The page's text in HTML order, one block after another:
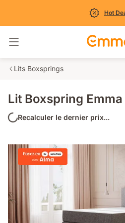
Hot
Basculer la navigation
Lits Boxsprings
Lit Boxspring
Recalculer le dernier prix...